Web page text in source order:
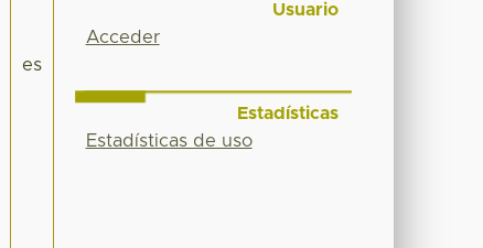
es
Usuario
Acceder
Estadísticas
Estadísticas de uso